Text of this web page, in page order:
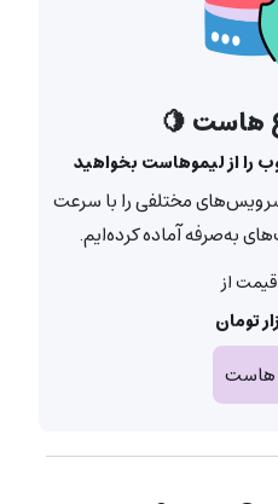
هاست 🍋
را از لیموهاست بخواهید
مختلفی را با سرعت
به‌صرفه آماده کرده‌ایم.
از
هاست